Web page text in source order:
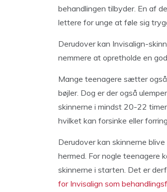
behandlingen tilbyder. En af
lettere for unge at føle sig
Derudover kan Invisalign-
nemmere at opretholde en
Mange teenagere sætter
bøjler. Dog er der også
skinnerne i mindst 20-22
hvilket kan forsinke eller
Derudover kan skinnerne
hermed. For nogle
skinnerne i starten. Det er
for Invisalign som